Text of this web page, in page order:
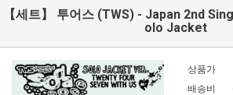
【세트】 투어스 (TWS) - Japan 2nd
olo Jacket
상품가
배송비